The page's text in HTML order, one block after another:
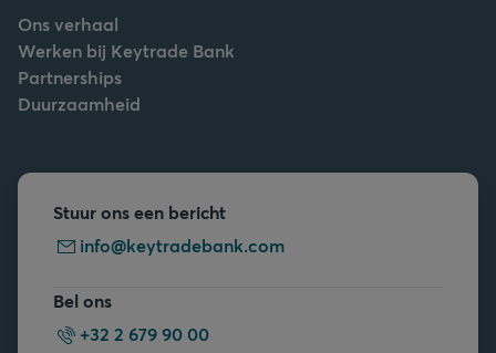
Ons verhaal
Werken bij Keytrade Bank
Partnerships
Duurzaamheid
Stuur ons een bericht
info@keytradebank.com
Bel ons
+32 2 679 90 00